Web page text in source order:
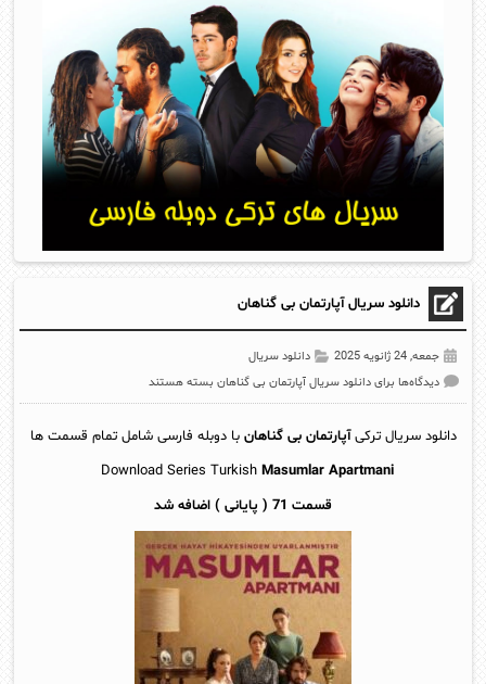
دانلود سریال آپارتمان بی گناهان
جمعه, 24 ژانویه 2025
دانلود سریال
دیدگاه‌ها برای دانلود سریال آپارتمان بی گناهانبسته هستند
دانلود سریال ترکیآپارتمان بی گناهانبا دوبله فارسی شامل تمام قسمت ها
Download Series Turkish Masumlar Apartmani
قسمت 71 ( پایانی ) اضافه شد